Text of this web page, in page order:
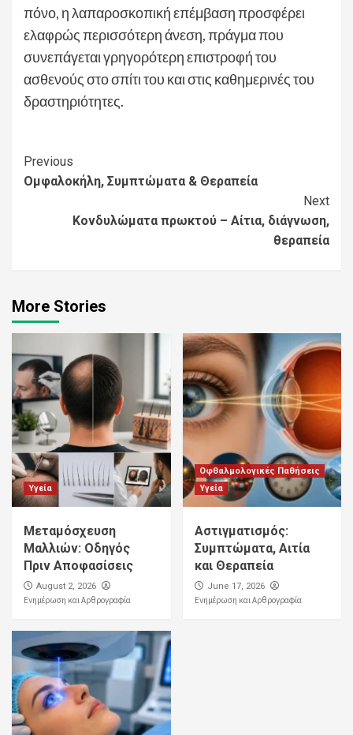
πόνο, η λαπαροσκοπική επέμβαση προσφέρει
ελαφρώς περισσότερη άνεση, πράγμα που
συνεπάγεται γρηγορότερη επιστροφή του
ασθενούς στο σπίτι του και στις καθημερινές του
δραστηριότητες.
Continue
Reading
Previous
Ομφαλοκήλη, Συμπτώματα & Θεραπεία
Next
Κονδυλώματα πρωκτού – Αίτια, διάγνωση,
θεραπεία
More Stories
Υγεία
Μεταμόσχευση
Μαλλιών: Οδηγός
Πριν Αποφασίσεις
August 2, 2026
Ενημέρωση και Αρθρογραφία
Οφθαλμολογικές Παθήσεις
Υγεία
Αστιγματισμός:
Συμπτώματα, Αιτία
και Θεραπεία
June 17, 2026
Ενημέρωση και Αρθρογραφία